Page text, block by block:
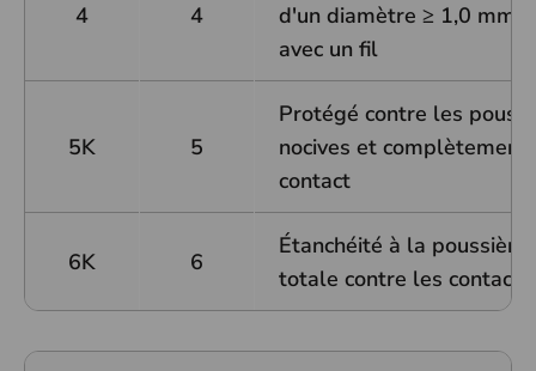
4 4
d'un diamètre ≥ 1,0 mm
avec un fil
5K 5
Protégé contre les
nocives et
contact
6K 6
Étanchéité à la
totale contre les contacts